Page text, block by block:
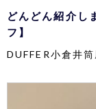
どんどん紹介し
フ】
DUFFER小倉井筒